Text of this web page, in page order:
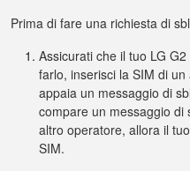
Prima di fare una richiesta di
Assicurati che il tuo LG
farlo, inserisci la SIM di
appaia un messaggio di
compare un messaggio di
altro operatore, allora il
SIM.